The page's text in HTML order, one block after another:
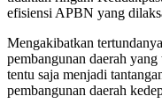
efisiensi APBN yang
Mengakibatkan
pembangunan daerah
tentu saja menjadi
pembangunan daerah